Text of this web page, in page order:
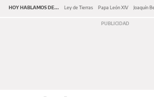
HOY HABLAMOS DE... Ley de Tierras Papa León XIV Joaquín